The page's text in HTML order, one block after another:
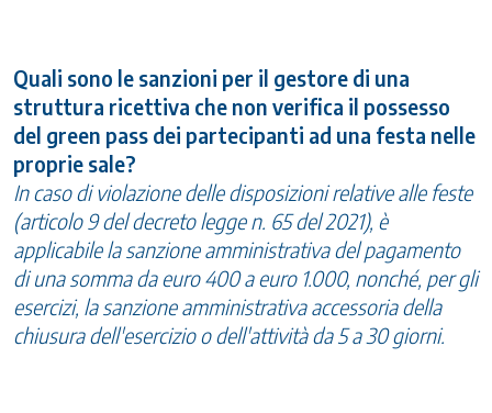
Quali sono le sanzioni per il gestore di una
struttura ricettiva che non verifica il possesso
del green pass dei partecipanti ad una festa nelle
proprie sale?
In caso di violazione delle disposizioni relative alle feste
(articolo 9 del decreto legge n. 65 del 2021), è
applicabile la sanzione amministrativa del pagamento
di una somma da euro 400 a euro 1.000, nonché, per gli
esercizi, la sanzione amministrativa accessoria della
chiusura dell'esercizio o dell'attività da 5 a 30 giorni.